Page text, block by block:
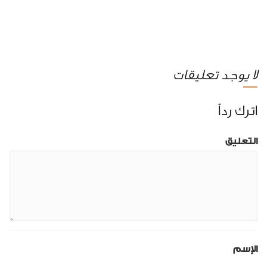
لا يوجد تعليقات
اترك رداً
التعليق
الإسم